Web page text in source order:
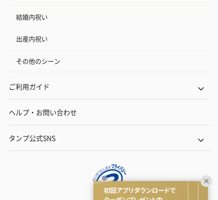
結婚内祝い
出産内祝い
その他のシーン
ご利用ガイド
ヘルプ・お問い合わせ
タンプ公式SNS